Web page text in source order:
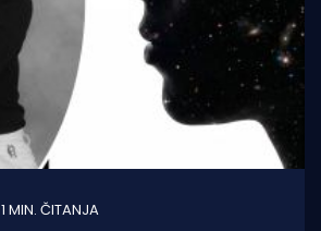
1 MIN. ČITANJA